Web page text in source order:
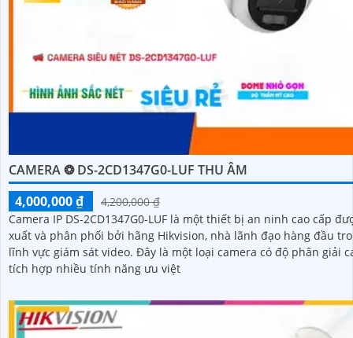
CAMERA ❂ DS-2CD1347G0-LUF THU ÂM
4,000,000 ₫
4,200,000 ₫
Camera IP DS-2CD1347G0-LUF là một thiết bị an ninh cao cấp
xuất và phân phối bởi hãng Hikvision, nhà lãnh đạo hàng đầu
lĩnh vực giám sát video. Đây là một loại camera có độ phân giải cao và
tích hợp nhiều tính năng ưu việt